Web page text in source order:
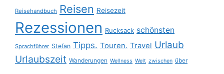
Reisehandbuch Reisen Reisezeit
Rezessionen Rucksack schönsten
Sprachführer Stefan Tipps. Touren. Travel Urlaub
Urlaubszeit Wanderungen Wellness Welt zwischen über